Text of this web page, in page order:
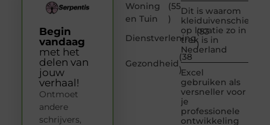
Woning
en Tuin
(55
)
Dienstverlening
(53
)
Gezondheid
(38
)
Dit is waarom
kleiduivenschieten
op locatie zo in
trek is in
Nederland
Excel
gebruiken als
versneller voor
je
professionele
ontwikkeling
Begin
vandaag
met het
delen van
jouw
verhaal!
Ontmoet
andere
schrijvers,